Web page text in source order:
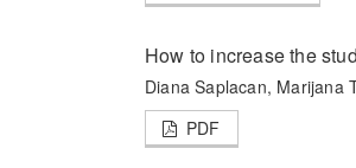
How to increase the
Diana Saplacan, Marijana
PDF